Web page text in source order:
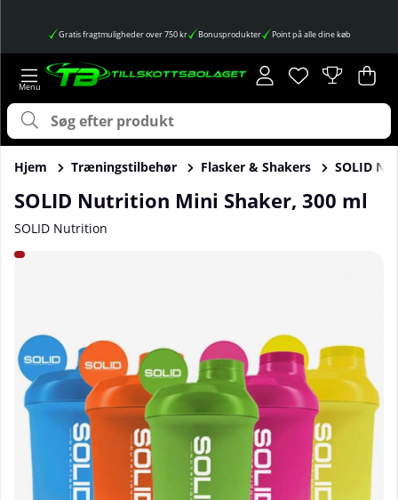
Gratis fragtmuligheder over 750 kr Bonusprodukter Point på alle dine køb
Ønskeliste
Antal på
. .
Hjem Træningstilbehør Flasker & Shakers SOLID
SOLID Nutrition Mini Shaker, 300 ml
SOLID Nutrition
Produktbilleder SOLID Nutrition Mini Shaker, 300 ml